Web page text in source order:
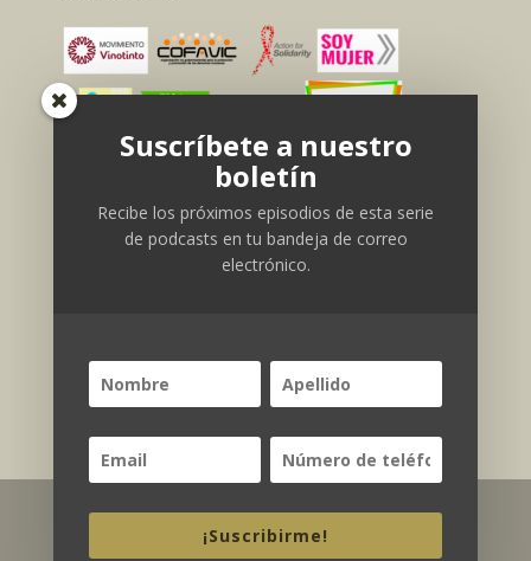
Trabajo de investigación por © 2018. Todos los derechos
Suscríbete a nuestro
boletín
Recibe los próximos episodios de esta serie
de podcasts en tu bandeja de correo
electrónico.
¡Suscribirme!